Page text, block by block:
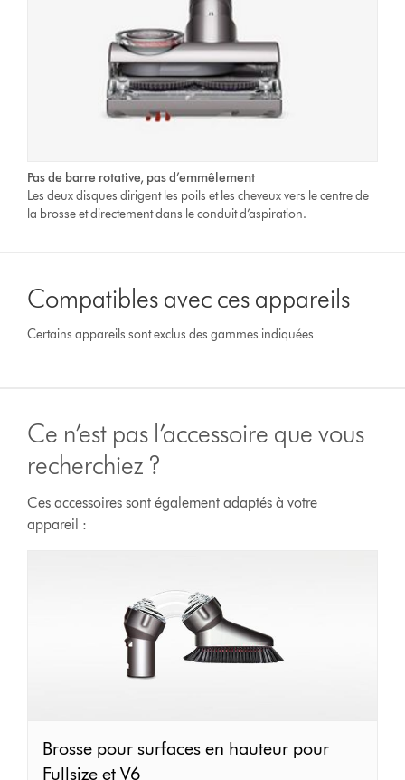
Pas de barre rotative, pas d’emmêlement
Les deux disques dirigent les poils et les cheveux vers le centre de
la brosse et directement dans le conduit d’aspiration.
Compatibles avec ces appareils
Certains appareils sont exclus des gammes indiquées
Ce n’est pas l’accessoire que vous
recherchiez ?
Ces accessoires sont également adaptés à votre
appareil :
Brosse
pour
Brosse pour surfaces en hauteur pour
Fullsize et V6